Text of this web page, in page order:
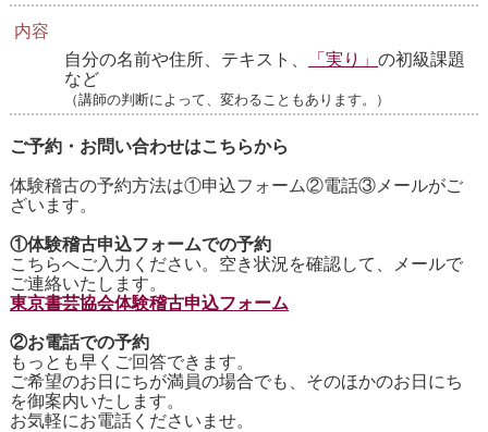
内容
自分の名前や住所、テキスト、
「実り」 の初級課題
など
（講師の判断によって、変わることもあります。）
ご予約・お問い合わせはこちらから
体験稽古の予約方法は①申込フォーム②電話③メールがご
ざいます。
①体験稽古申込フォームでの予約
こちらへご入力ください。空き状況を確認して、メールで
ご連絡いたします。
東京書芸協会体験稽古申込フォーム
②お電話での予約
もっとも早くご回答できます。
ご希望のお日にちが満員の場合でも、そのほかのお日にち
を御案内いたします。
お気軽にお電話くださいませ。